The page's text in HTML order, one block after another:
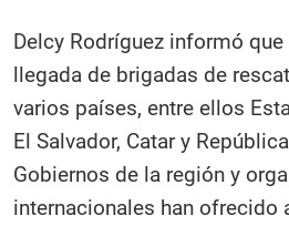
Delcy Rodríguez informó
llegada de brigadas de
varios países, entre ellos
El Salvador, Catar y
Gobiernos de la región y
internacionales han ofrecido